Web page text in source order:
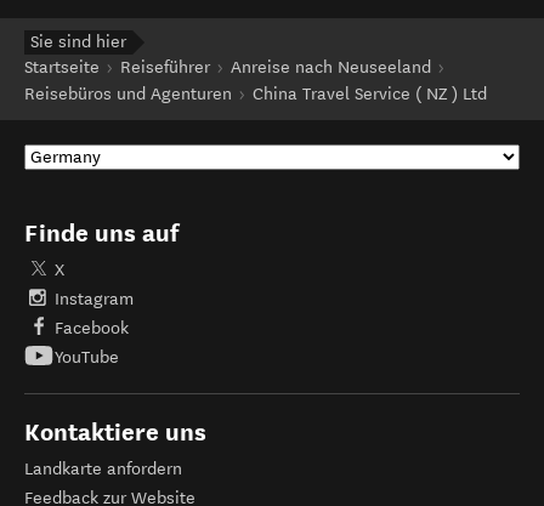
Sie sind hier
Startseite
Reiseführer
Anreise nach Neuseeland
Reisebüros und Agenturen
China Travel Service ( NZ ) Ltd
Finde uns auf
X
Instagram
Facebook
YouTube
Kontaktiere uns
Landkarte anfordern
Feedback zur Website